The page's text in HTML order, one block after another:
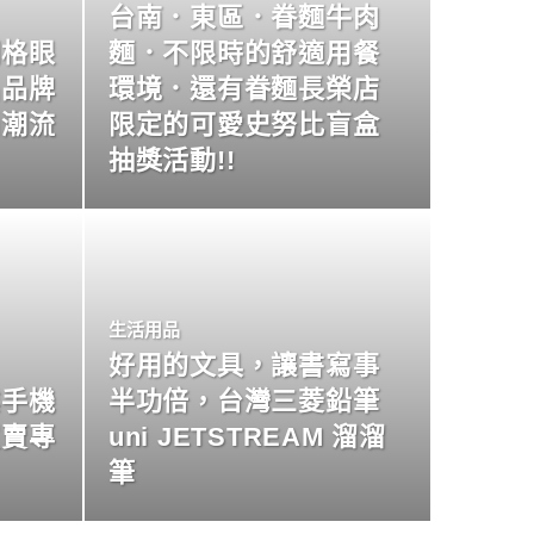
眼
牌
流
台南．東區．眷麵牛肉
麵．不限時的舒適用餐
環境．還有眷麵長榮店
限定的可愛史努比盲盒
抽獎活動!!
機
專
生活用品
好用的文具，讓書寫事
半功倍，台灣三菱鉛筆
uni JETSTREAM 溜溜
筆